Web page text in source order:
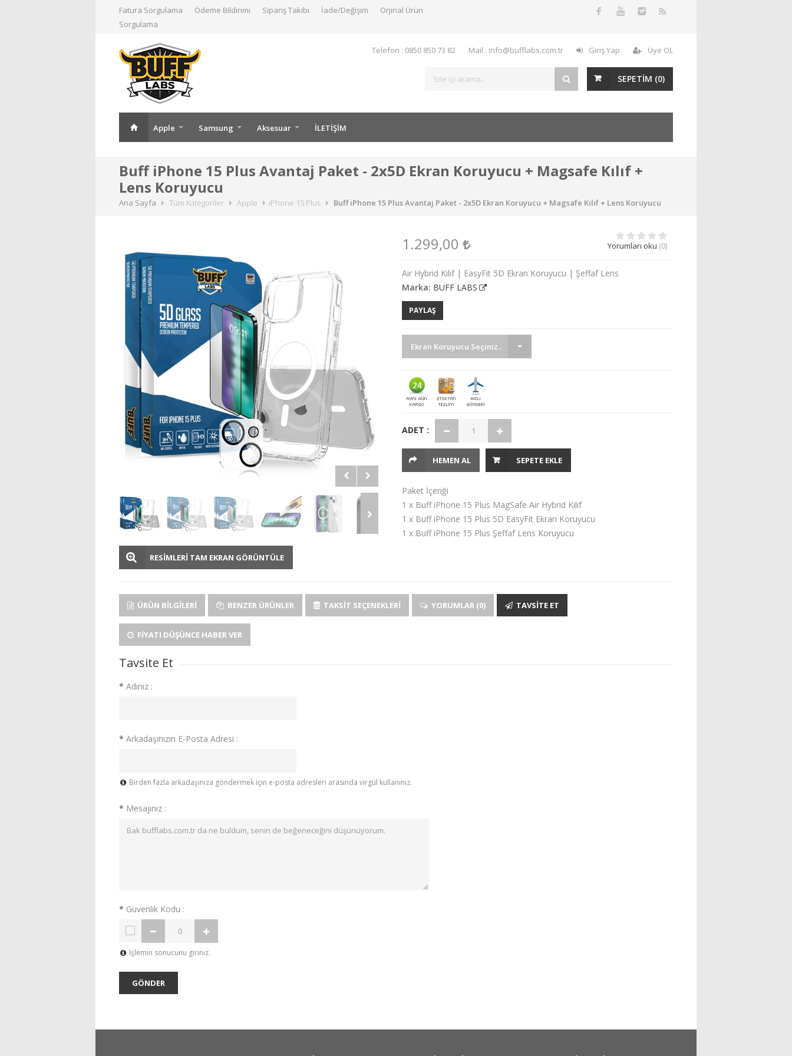
Fatura Sorgulama Ödeme Bildirimi Sipariş Takibi İade/Değişim
Orjinal Ürün
Sorgulama
Telefon : 0850 850 73 82 Mail : info@bufflabs.com.tr Giriş Yap Üye OL
SEPETİM (0)
Apple Samsung Aksesuar İLETİŞİM
Buff iPhone 15 Plus Avantaj Paket - 2x5D Ekran Koruyucu + Magsafe Kılıf +
Lens Koruyucu
Ana Sayfa Tüm Kategoriler Apple iPhone 15 Plus Buff iPhone 15 Plus Avantaj Paket - 2x5D Ekran Koruyucu + Magsafe Kılıf + Lens Koruyucu
RESİMLERİ TAM EKRAN GÖRÜNTÜLE
1.299,00 Yorumları oku (0)
Air Hybrid Kılıf | EasyFit 5D Ekran Koruyucu | Şeffaf Lens
Marka: BUFF LABS
PAYLAŞ
Ekran Koruyucu Seçiniz..
ADET :
HEMEN AL SEPETE EKLE
Paket İçeriği
1 x Buff iPhone 15 Plus MagSafe Air Hybrid Kılıf
1 x Buff iPhone 15 Plus 5D EasyFit Ekran Koruyucu
1 x Buff iPhone 15 Plus Şeffaf Lens Koruyucu
ÜRÜN BILGILERI BENZER ÜRÜNLER TAKSIT SEÇENEKLERI YORUMLAR (0) TAVSITE ET
FIYATI DÜŞÜNCE HABER VER
Tavsite Et
* Adınız :
* Arkadaşınızın E-Posta Adresi :
Birden fazla arkadaşınıza göndermek için e-posta adresleri arasında virgül kullanınız.
* Mesajınız :
* Güvenlik Kodu :
İşlemin sonucunu giriniz.